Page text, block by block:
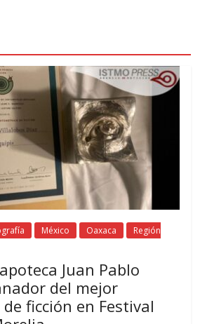
México Oaxaca
Región
Juan Pablo
del mejor
ficción en Festival